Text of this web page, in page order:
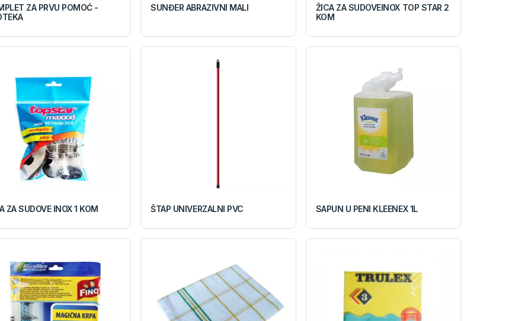
ZA PRVU POMOĆ -
SUNĐER ABRAZIVNI MALI
ŽICA ZA SUDOVEINOX TOP STAR 2
KOM
ZA SUDOVE INOX 1 KOM ŠTAP UNIVERZALNI PVC SAPUN U PENI KLEENEX 1L